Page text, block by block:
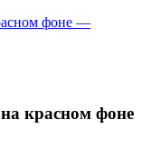
красном фоне